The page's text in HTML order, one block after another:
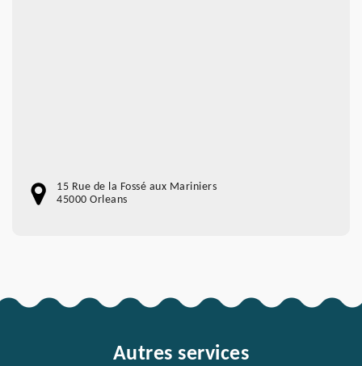
15 Rue de la Fossé aux Mariniers
45000 Orleans
Autres services